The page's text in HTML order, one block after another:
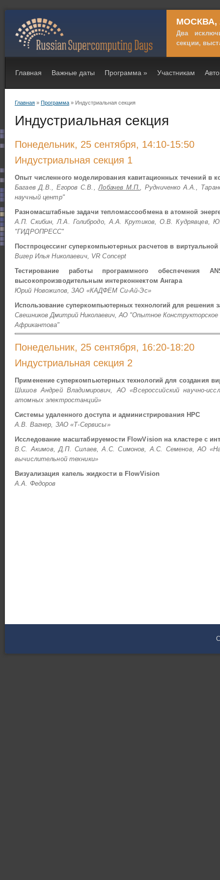
МОСКВА,
Два
секции,
Главная Важные даты Программа » Участникам
Главная » Программа » Индустриальная секция
Индустриальная секция
Понедельник, 25 сентября, 14:10-15:50
Индустриальная секция 1
Опыт численного моделирования кавитационных течений в
Багаев Д.В., Егоров С.В.,Лобачев М.П.
, Рудниченко А.А.,
научный центр"
Разномасштабные задачи тепломассообмена в атомной
А.П. Скибин, Л.А. Голибродо, А.А. Крутиков, О.В. Кудрявцев,
"ГИДРОПРЕСС"
Постпроцессинг суперкомпьютерных расчетов в виртуальной
Вигер Илья Николаевич, VR Concept
Тестирование работы программного обеспечения
высокопроизводительным интерконнектом Ангара
Юрий Новожилов, ЗАО «КАДФЕМ Си-Ай-Эс»
Использование суперкомпьютерных технологий для решения
Свешников Дмитрий Николаевич, АО "Опытное
Африкантова"
Понедельник, 25 сентября, 16:20-18:20
Индустриальная секция 2
Применение суперкомпьютерных технологий для создания
Шишов Андрей Владимирович, АО «Всероссийский научно-
атомных электростанций»
Системы удаленного доступа и администрирования HPC
А.В. Вагнер, ЗАО «Т-Сервисы»
Исследование масштабируемости FlowVision на кластере с
В.С. Акимов, Д.П. Силаев, А.С. Симонов, А.С. Семенов, АО
вычислительной техники»
Визуализация капель жидкости в FlowVision
А.А. Федоров